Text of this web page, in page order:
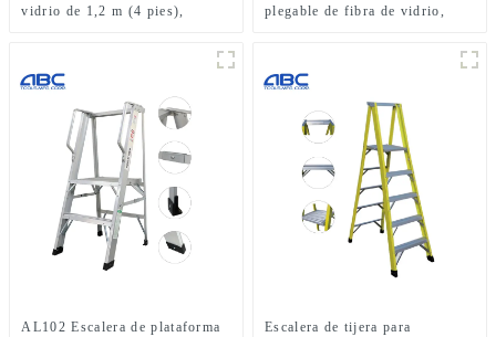
vidrio de 1,2 m (4 pies),
plegable de fibra de vidrio,
AL102 Escalera de plataforma
Escalera de tijera para